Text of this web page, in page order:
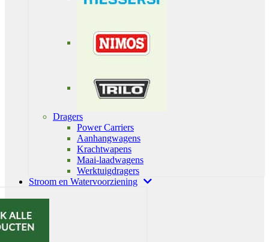
Dragers
Power Carriers
Aanhangwagens
Krachtwapens
Maai-laadwagens
Werktuigdragers
Stroom en Watervoorziening